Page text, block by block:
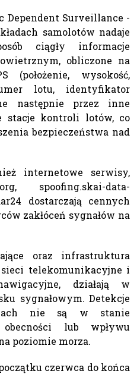
Dependent Surveillance -
samolotów nadaje
ciągły informacje
obliczone na
(położenie, wysokość,
lotu, identyfikator
następnie przez inne
stacje kontroli lotów, co
bezpieczeństwa nad
internetowe serwisy,
spoofing.skai-data-
dostarczają cennych
zakłóceń sygnałów na
oraz infrastruktura
telekomunikacyjne i
działają w
sygnałowym. Detekcje
nie są w stanie
lub wpływu
poziomie morza.
czerwca do końca